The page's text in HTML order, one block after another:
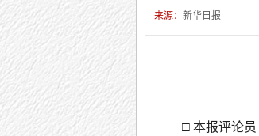
来源： 新华日报
□ 本报评论员